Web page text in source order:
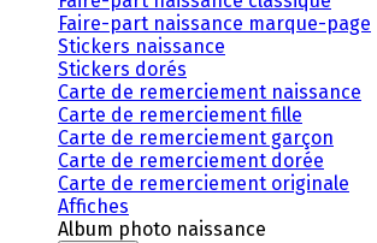
Faire-part naissance marque-page
Stickers naissance
Stickers dorés
Carte de remerciement naissance
Carte de remerciement fille
Carte de remerciement garçon
Carte de remerciement dorée
Carte de remerciement originale
Affiches
Album photo naissance